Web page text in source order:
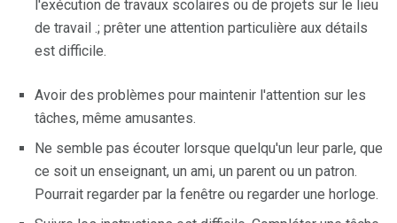
l'exécution de travaux scolaires ou de projets sur le lieu
de travail .; prêter une attention particulière aux détails
est difficile.
Avoir des problèmes pour maintenir l'attention sur les
tâches, même amusantes.
Ne semble pas écouter lorsque quelqu'un leur parle, que
ce soit un enseignant, un ami, un parent ou un patron.
Pourrait regarder par la fenêtre ou regarder une horloge.